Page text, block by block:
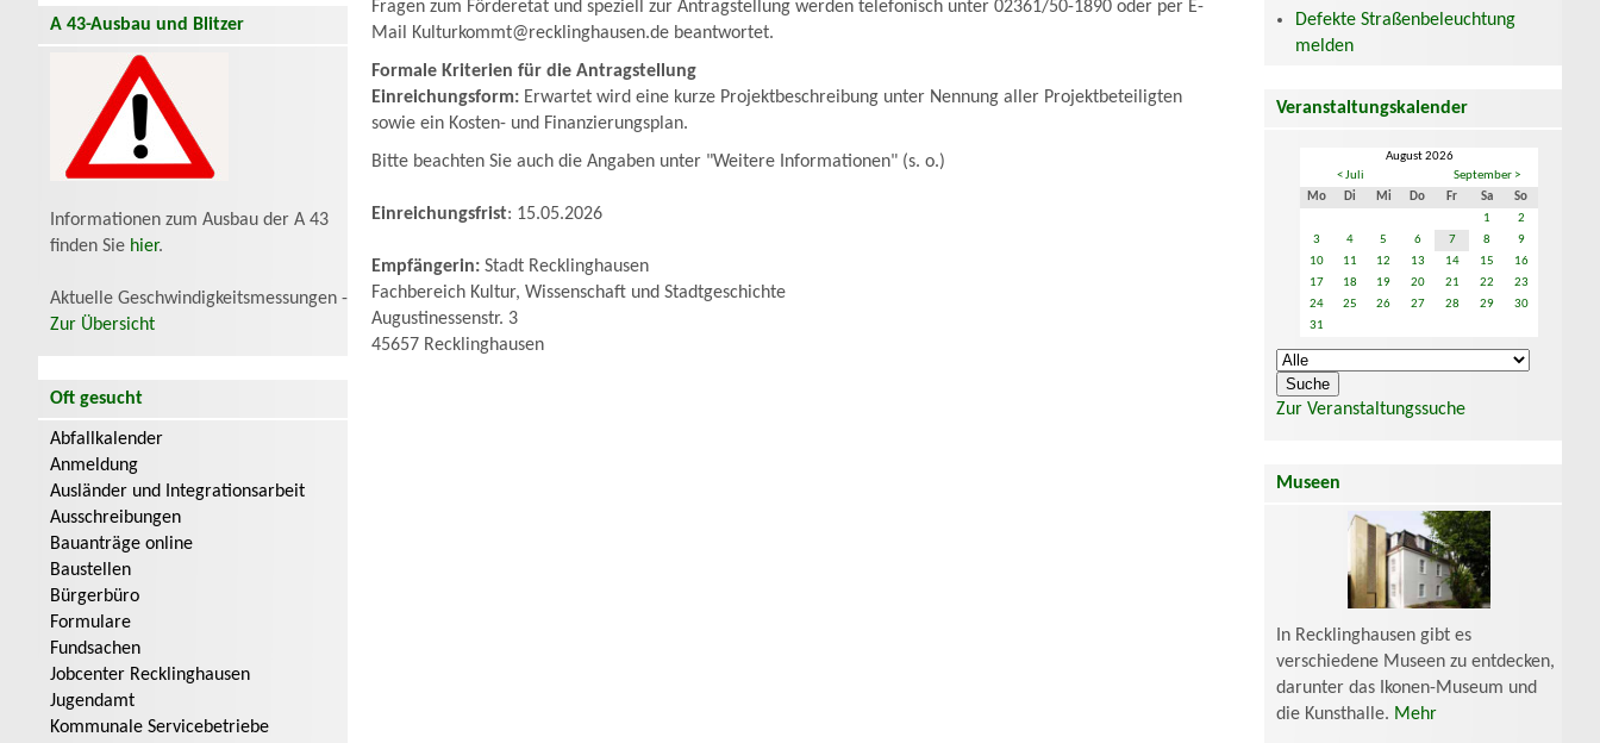
A 43-Ausbau und Blitzer
Informationen zum Ausbau der A 43
finden Sie hier.
Aktuelle Geschwindigkeitsmessungen -
Zur Übersicht
Oft gesucht
Abfallkalender
Anmeldung
Ausländer und Integrationsarbeit
Ausschreibungen
Bauanträge online
Baustellen
Bürgerbüro
Formulare
Fundsachen
Jobcenter Recklinghausen
Jugendamt
Kommunale Servicebetriebe
Fragen zum Förderetat und speziell zur Antragstellung werden telefonisch unter 02361/50-1890 oder per E-
Mail Kulturkommt@recklinghausen.de beantwortet.
Formale Kriterien für die Antragstellung
Einreichungsform: Erwartet wird eine kurze Projektbeschreibung unter Nennung aller Projektbeteiligten
sowie ein Kosten- und Finanzierungsplan.
Bitte beachten Sie auch die Angaben unter "Weitere Informationen" (s. o.)
Einreichungsfrist: 15.05.2026
Empfängerin: Stadt Recklinghausen
Fachbereich Kultur, Wissenschaft und Stadtgeschichte
Augustinessenstr. 3
45657 Recklinghausen
Defekte Straßenbeleuchtung
melden
Veranstaltungskalender
August 2026
< Juli
September >
Mo
Di Mi Do Fr Sa
So
1
2
3
4 5 6 7 8
9
10
11 12 13 14 15
16
17
18 19 20 21 22
23
24
25 26 27 28 29
30
31
Zur Veranstaltungssuche
Museen
In Recklinghausen gibt es
verschiedene Museen zu entdecken,
darunter das Ikonen-Museum und
die Kunsthalle. Mehr